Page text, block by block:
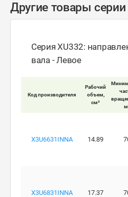
Другие товары
Серия XU332:
вала - Левое
Код производителя
Рабочий
объем,
см³
X3U6631INNA 14.89
X3U6831INNA 17.37